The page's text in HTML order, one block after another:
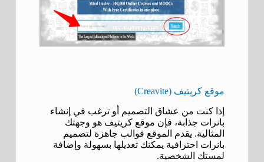
موقع كريتيف (Creavite)
إذا كنت من عشاق التصميم أو ترغب في إنشاء
بانرات جذابة، فإن موقع كريتيف هو وجهتك
المثالية. يقدم الموقع قوالب جاهزة لتصميم
بانرات احترافية يمكنك تعديلها بسهولة وإضافة
لمستك الشخصية.